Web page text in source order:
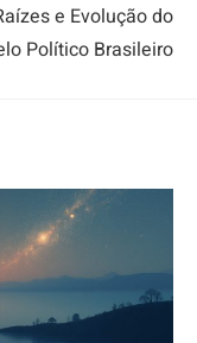
e Evolução do
Político Brasileiro